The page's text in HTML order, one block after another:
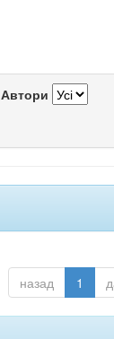
Автори
назад 1